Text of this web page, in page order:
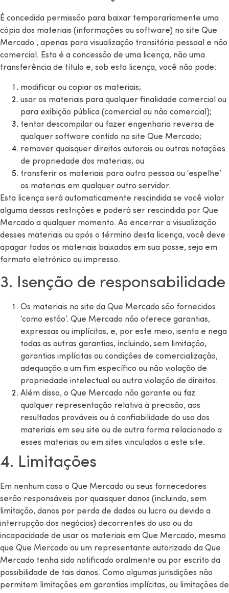
É concedida permissão para baixar temporariamente uma
cópia dos materiais (informações ou software) no site Que
Mercado , apenas para visualização transitória pessoal e não
comercial. Esta é a concessão de uma licença, não uma
transferência de título e, sob esta licença, você não pode:
modificar ou copiar os materiais;
usar os materiais para qualquer finalidade comercial ou
para exibição pública (comercial ou não comercial);
tentar descompilar ou fazer engenharia reversa de
qualquer software contido no site Que Mercado;
remover quaisquer direitos autorais ou outras notações
de propriedade dos materiais; ou
transferir os materiais para outra pessoa ou ‘espelhe’
os materiais em qualquer outro servidor.
Esta licença será automaticamente rescindida se você violar
alguma dessas restrições e poderá ser rescindida por Que
Mercado a qualquer momento. Ao encerrar a visualização
desses materiais ou após o término desta licença, você deve
apagar todos os materiais baixados em sua posse, seja em
formato eletrónico ou impresso.
3. Isenção de responsabilidade
Os materiais no site da Que Mercado são fornecidos
‘como estão’. Que Mercado não oferece garantias,
expressas ou implícitas, e, por este meio, isenta e nega
todas as outras garantias, incluindo, sem limitação,
garantias implícitas ou condições de comercialização,
adequação a um fim específico ou não violação de
propriedade intelectual ou outra violação de direitos.
Além disso, o Que Mercado não garante ou faz
qualquer representação relativa à precisão, aos
resultados prováveis ​​ou à confiabilidade do uso dos
materiais em seu site ou de outra forma relacionado a
esses materiais ou em sites vinculados a este site.
4. Limitações
Em nenhum caso o Que Mercado ou seus fornecedores
serão responsáveis ​​por quaisquer danos (incluindo, sem
limitação, danos por perda de dados ou lucro ou devido a
interrupção dos negócios) decorrentes do uso ou da
incapacidade de usar os materiais em Que Mercado, mesmo
que Que Mercado ou um representante autorizado da Que
Mercado tenha sido notificado oralmente ou por escrito da
possibilidade de tais danos. Como algumas jurisdições não
permitem limitações em garantias implícitas, ou limitações de